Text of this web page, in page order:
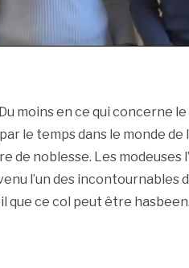
Du moins en ce qui concerne
le temps dans le monde
de noblesse. Les modeuses
l’un des incontournables
que ce col peut être